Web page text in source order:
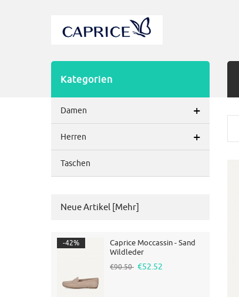
Kategorien
Damen +
Herren +
Taschen
Neue Artikel [mehr]
Caprice Moccassin - Sand
Wildleder
€90.50 €52.52
-42%